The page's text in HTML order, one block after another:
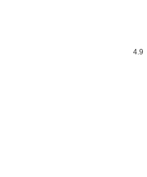
4.9